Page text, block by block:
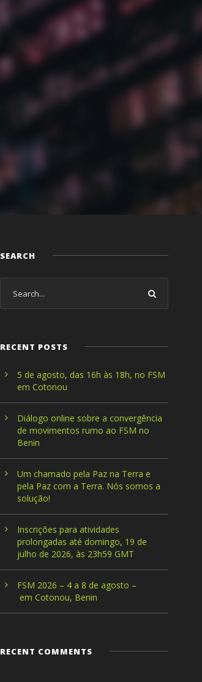
SEARCH
RECENT POSTS
5 de agosto, das 16h às 18h, no FSM
em Cotonou
Diálogo online sobre a convergência
de movimentos rumo ao FSM no
Benin
Um chamado pela Paz na Terra e
pela Paz com a Terra. Nós somos a
solução!
Inscrições para atividades
prolongadas até domingo, 19 de
julho de 2026, às 23h59 GMT
FSM 2026 – 4 a 8 de agosto –
em Cotonou, Benin
RECENT COMMENTS